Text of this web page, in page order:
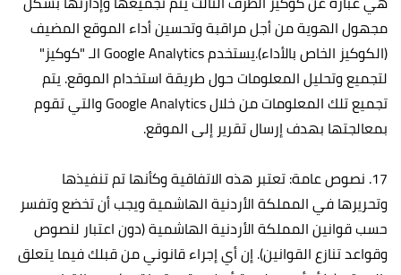
مجهول الهوية من أجل مراقبة وتحسين أداء الموقع المضيف
(الكوكيز الخاص بالأداء).يستخدم Google Analytics الـ "كوكيز"
لتجميع وتحليل المعلومات حول طريقة استخدام الموقع. يتم
تجميع تلك المعلومات من خلال Google Analytics والتي تقوم
بمعالجتها بهدف إرسال تقرير إلى الموقع.
17. نصوص عامة: تعتبر هذه الاتفاقية وكأنها تم تنفيذها
وتحريرها في المملكة الأردنية الهاشمية ويجب أن تخضع وتفسر
حسب قوانين المملكة الأردنية الهاشمية (دون اعتبار لنصوص
وقواعد تنازع القوانين). إن أي إجراء قانوني من قبلك فيما يتعلق